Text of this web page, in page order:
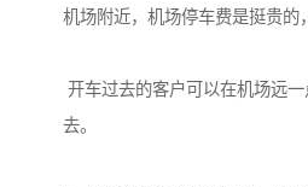
机场附近，机场停车费是挺贵的，
去。